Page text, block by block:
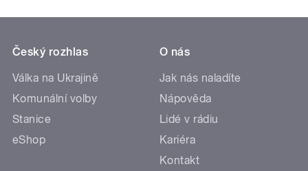
Český rozhlas
Válka na Ukrajině
Komunální volby
Stanice
eShop
O nás
Jak nás naladíte
Nápověda
Lidé v rádiu
Kariéra
Kontakt